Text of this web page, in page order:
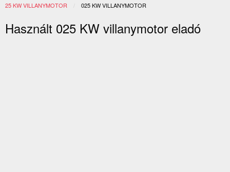
25 KW VILLANYMOTOR
JELENLEGI:
025 KW VILLANYMOTOR
Használt 025 KW villanymotor eladó